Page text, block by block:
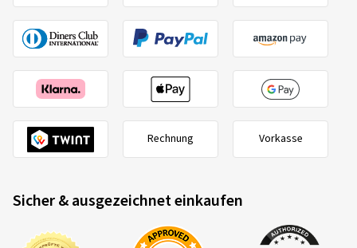
Rechnung Vorkasse
Sicher & ausgezeichnet einkaufen